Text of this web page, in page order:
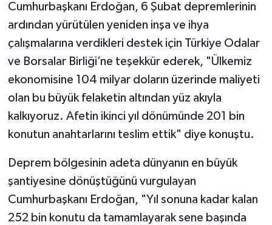
Cumhurbaşkanı Erdoğan, 6 Şubat depremlerinin
ardından yürütülen yeniden inşa ve ihya
çalışmalarına verdikleri destek için Türkiye Odalar
ve Borsalar Birliği’ne teşekkür ederek, "Ülkemiz
ekonomisine 104 milyar doların üzerinde maliyeti
olan bu büyük felaketin altından yüz akıyla
kalkıyoruz. Afetin ikinci yıl dönümünde 201 bin
konutun anahtarlarını teslim ettik" diye konuştu.
Deprem bölgesinin adeta dünyanın en büyük
şantiyesine dönüştüğünü vurgulayan
Cumhurbaşkanı Erdoğan, "Yıl sonuna kadar kalan
252 bin konutu da tamamlayarak sene başında